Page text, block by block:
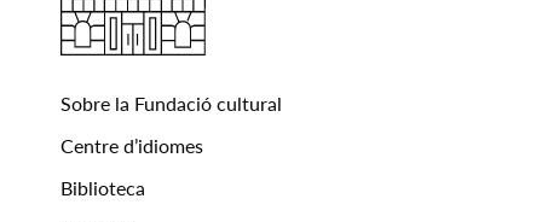
Sobre la Fundació cultural
Centre d’idiomes
Biblioteca